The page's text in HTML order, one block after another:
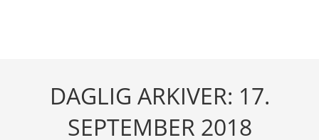
DAGLIG ARKIVER: 17.
SEPTEMBER 2018